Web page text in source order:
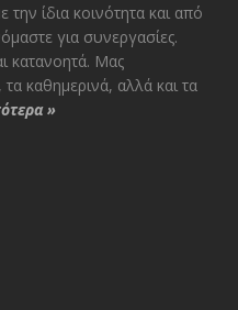
ίδια κοινότητα και από
για συνεργασίες.
κατανοητά. Μας
καθημερινά, αλλά και τα
»